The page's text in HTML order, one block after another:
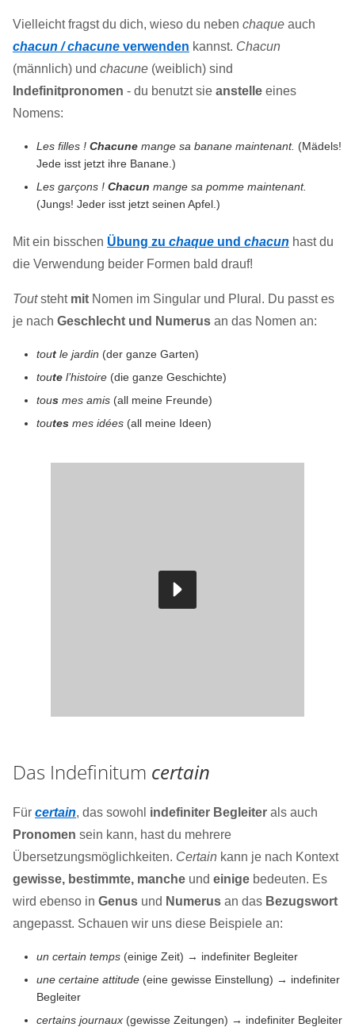
Vielleicht fragst du dich, wieso du neben chaque auch
chacun / chacune verwenden kannst. Chacun
(männlich) und chacune (weiblich) sind
Indefinitpronomen - du benutzt sie anstelle eines
Nomens:
Les filles ! Chacune mange sa banane maintenant. (Mädels!
Jede isst jetzt ihre Banane.)
Les garçons ! Chacun mange sa pomme maintenant.
(Jungs! Jeder isst jetzt seinen Apfel.)
Mit ein bisschen Übung zu chaque und chacun hast du
die Verwendung beider Formen bald drauf!
Toutsteht mit Nomen im Singular und Plural. Du passt es
je nach Geschlecht und Numerus an das Nomen an:
tout le jardin (der ganze Garten)
toute l’histoire (die ganze Geschichte)
tous mes amis (all meine Freunde)
toutes mes idées (all meine Ideen)
Das Indefinitum certain
Für certain, das sowohl indefiniter Begleiter als auch
Pronomen sein kann, hast du mehrere
Übersetzungsmöglichkeiten. Certain kann je nach Kontext
gewisse, bestimmte, manche und einige bedeuten. Es
wird ebenso in Genus und Numerus an das Bezugswort
angepasst. Schauen wir uns diese Beispiele an:
un certain temps (einige Zeit) → indefiniter Begleiter
une certaine attitude (eine gewisse Einstellung) → indefiniter
Begleiter
certains journaux (gewisse Zeitungen) → indefiniter Begleiter